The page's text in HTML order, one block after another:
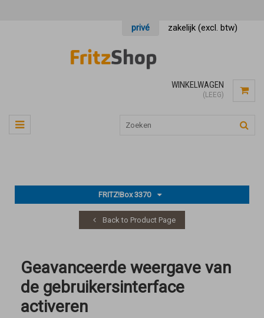
privé zakelijk (excl. btw)
WINKELWAGEN
(LEEG)
FRITZ!Box 3370
Back to Product Page
Geavanceerde weergave van
de gebruikersinterface
activeren